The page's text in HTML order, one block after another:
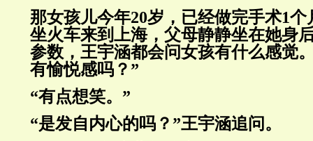
那女孩儿今年20岁，已经做完手术1
坐火车来到上海，父母静静坐在她身
参数，王宇涵都会问女孩有什么感觉
有愉悦感吗？”
“有点想笑。”
“是发自内心的吗？”王宇涵追问。